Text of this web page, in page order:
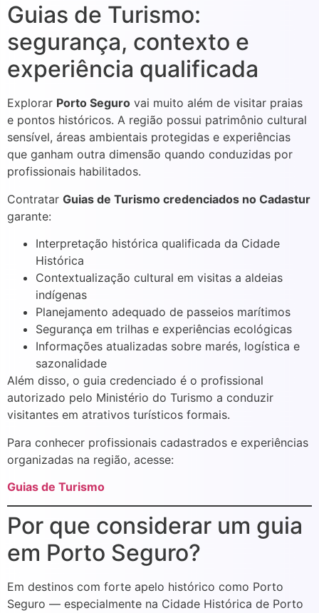
Guias de Turismo:
segurança, contexto e
experiência qualificada
Explorar Porto Seguro vai muito além de visitar praias
e pontos históricos. A região possui patrimônio cultural
sensível, áreas ambientais protegidas e experiências
que ganham outra dimensão quando conduzidas por
profissionais habilitados.
Contratar Guias de Turismo credenciados no Cadastur
garante:
Interpretação histórica qualificada da Cidade
Histórica
Contextualização cultural em visitas a aldeias
indígenas
Planejamento adequado de passeios marítimos
Segurança em trilhas e experiências ecológicas
Informações atualizadas sobre marés, logística e
sazonalidade
Além disso, o guia credenciado é o profissional
autorizado pelo Ministério do Turismo a conduzir
visitantes em atrativos turísticos formais.
Para conhecer profissionais cadastrados e experiências
organizadas na região, acesse:
Guias de Turismo
Por que considerar um guia
em Porto Seguro?
Em destinos com forte apelo histórico como Porto
Seguro — especialmente na Cidade Histórica de Porto